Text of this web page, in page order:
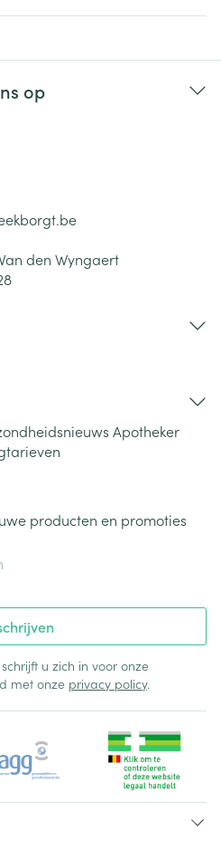
op
den Wyngaert
Apotheker
producten en promoties
u zich in voor onze
met onze privacy policy.